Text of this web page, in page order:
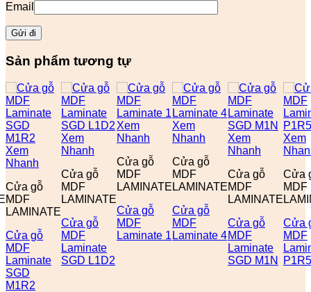
Email
Sản phẩm tương tự
Xem
Nhanh
Cửa gỗ
MDF
LAMINATE
Cửa gỗ
MDF
Laminate
SGD
M1R2
Xem
Nhanh
Cửa gỗ
MDF
LAMINATE
Cửa gỗ
MDF
Laminate
SGD L1D2
Xem
Nhanh
Cửa gỗ
MDF
LAMINATE
Cửa gỗ
MDF
Laminate 1
Xem
Nhanh
Cửa gỗ
MDF
LAMINATE
Cửa gỗ
MDF
Laminate 4
Xem
Nhanh
Cửa gỗ
MDF
LAMINATE
Cửa gỗ
MDF
Laminate
SGD M1N
Xem
Cửa
MDF
Cửa
MDF
P1R5